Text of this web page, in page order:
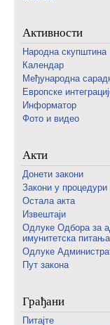
Активности
Народна скупштина
Календар
Међународна
Европске
Информатор
Фото и видео
Акти
Донети закони
Закони у процедури
Остала акта
Извештаји
Одлуке Одбора за
имунитетска питања
Одлуке
Пут закона
Грађани
Питајте